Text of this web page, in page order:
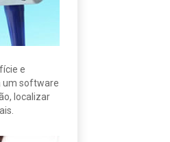
e
um software
localizar